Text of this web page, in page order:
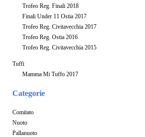
Trofeo Reg. Finali 2018
Finali Under 11 Ostia 2017
Trofeo Reg. Civitavecchia 2017
Trofeo Reg. Ostia 2016
Trofeo Reg. Civitavecchia 2015
Tuffi
Mamma Mi Tuffo 2017
Categorie
Comitato
Nuoto
Pallanuoto